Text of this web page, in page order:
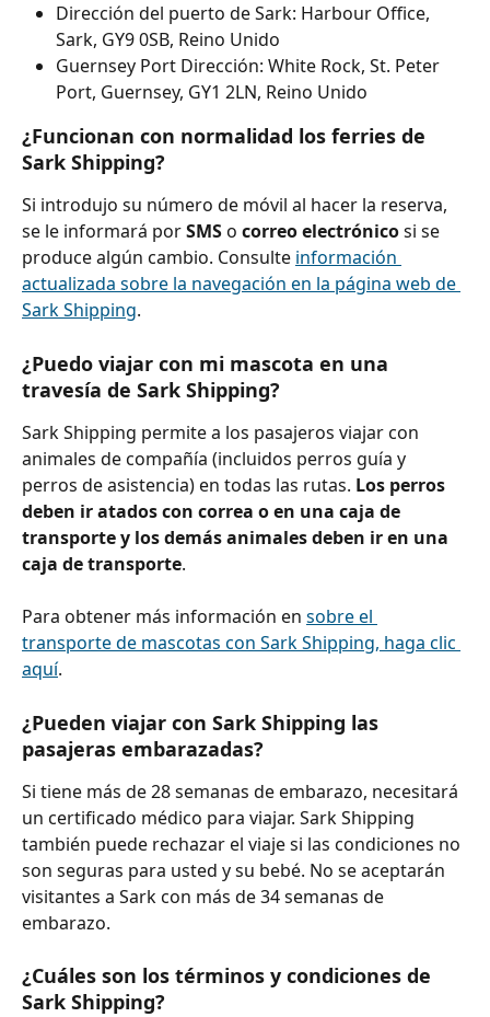
Dirección del puerto de Sark: Harbour Office,
Sark, GY9 0SB, Reino Unido
Guernsey Port Dirección: White Rock, St. Peter
Port, Guernsey, GY1 2LN, Reino Unido
¿Funcionan con normalidad los ferries de
Sark Shipping?
Si introdujo su número de móvil al hacer la reserva,
se le informará por SMS o correo electrónico si se
produce algún cambio. Consulte información
actualizada sobre la navegación en la página web de
Sark Shipping.
¿Puedo viajar con mi mascota en una
travesía de Sark Shipping?
Sark Shipping permite a los pasajeros viajar con
animales de compañía (incluidos perros guía y
perros de asistencia) en todas las rutas. Los perros
deben ir atados con correa o en una caja de
transporte y los demás animales deben ir en una
caja de transporte.
Para obtener más información en sobre el
transporte de mascotas con Sark Shipping, haga clic
aquí.
¿Pueden viajar con Sark Shipping las
pasajeras embarazadas?
Si tiene más de 28 semanas de embarazo, necesitará
un certificado médico para viajar. Sark Shipping
también puede rechazar el viaje si las condiciones no
son seguras para usted y su bebé. No se aceptarán
visitantes a Sark con más de 34 semanas de
embarazo.
¿Cuáles son los términos y condiciones de
Sark Shipping?